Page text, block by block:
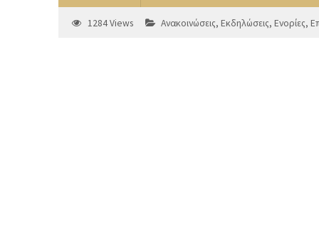
1284Views Ανακοινώσεις, Εκδηλώσεις, Ενορίες,